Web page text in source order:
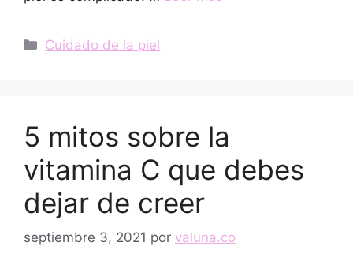
Categorías
Cuidado de la piel
5 mitos sobre la
vitamina C que debes
dejar de creer
septiembre 3, 2021 por valuna.co